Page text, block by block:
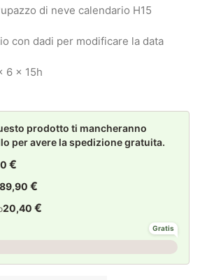
di neve calendario H15
con dadi per modificare la data
6 x 15h
prodotto ti mancheranno
per avere la spedizione gratuita.
€
89,90 €
20,40 €
Gratis